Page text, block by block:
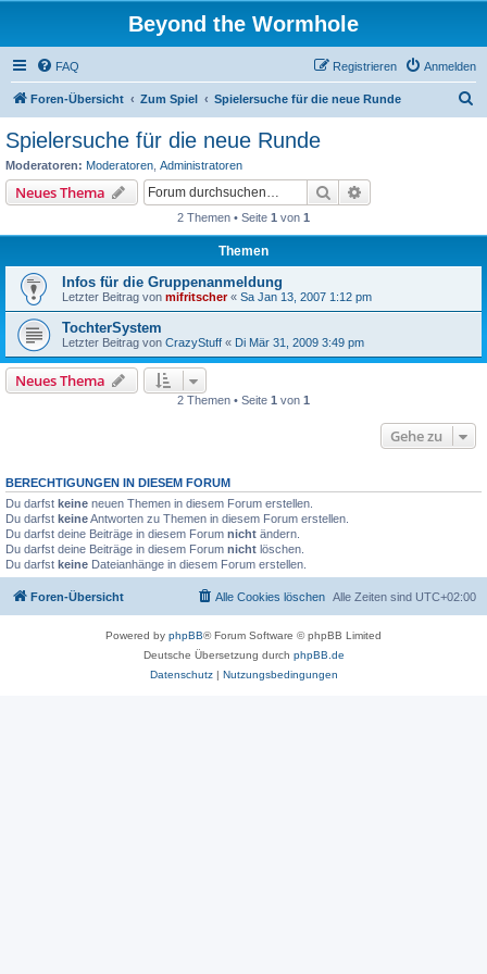
Beyond the Wormhole
FAQ Anmelden
Registrieren
Foren-Übersicht Zum Spiel Spielersuche für die neue Runde
Spielersuche für die neue Runde
Moderatoren: Moderatoren Administratoren
Neues Thema Suche
2 Themen • Seite 1 von 1
Themen
Infos für die Gruppenanmeldung
Letzter Beitrag von mifritscher« Sa Jan 13, 2007 1:12 pm
TochterSystem
Letzter Beitrag von CrazyStuff « Di Mär 31, 2009 3:49 pm
Neues Thema
2 Themen • Seite 1 von 1
Gehe zu
BERECHTIGUNGEN IN DIESEM FORUM
Du darfst keine neuen Themen in diesem Forum erstellen.
Du darfst keineAntworten zu Themen in diesem Forum erstellen.
Du darfst deine Beiträge in diesem Forum nicht ändern.
Du darfst deine Beiträge in diesem Forum nicht löschen.
Du darfst keine Dateianhänge in diesem Forum erstellen.
Foren-Übersicht Alle Zeiten sind UTC+02:00
Alle Cookies löschen
Powered by phpBB® Forum Software © phpBB Limited
Deutsche Übersetzung durch phpBB.de
Datenschutz| Nutzungsbedingungen